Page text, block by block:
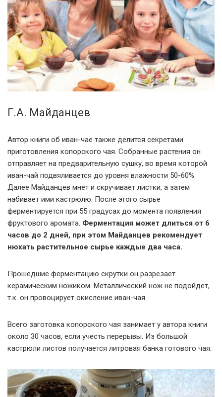
Г.А. Майданцев
Автор книги об иван-чае также делится секретами
приготовления копорского чая. Собранные растения он
отправляет на предварительную сушку, во время которой
иван-чай подвяливается до уровня влажности 50-60%.
Далее Майданцев мнет и скручивает листки, а затем
набивает ими кастрюлю. После этого сырье
ферментируется при 55 градусах до момента появления
фруктового аромата. Ферментация может длиться от 6
часов до 2 дней, при этом Майданцев рекомендует
нюхать растительное сырье каждые два часа.
Прошедшие ферментацию скрутки он разрезает
керамическим ножиком. Металлический нож не подойдет,
т.к. он провоцирует окисление иван-чая.
Всего заготовка копорского чая занимает у автора книги
около 30 часов, если учесть перерывы. Из большой
кастрюли листов получается литровая банка готового чая.